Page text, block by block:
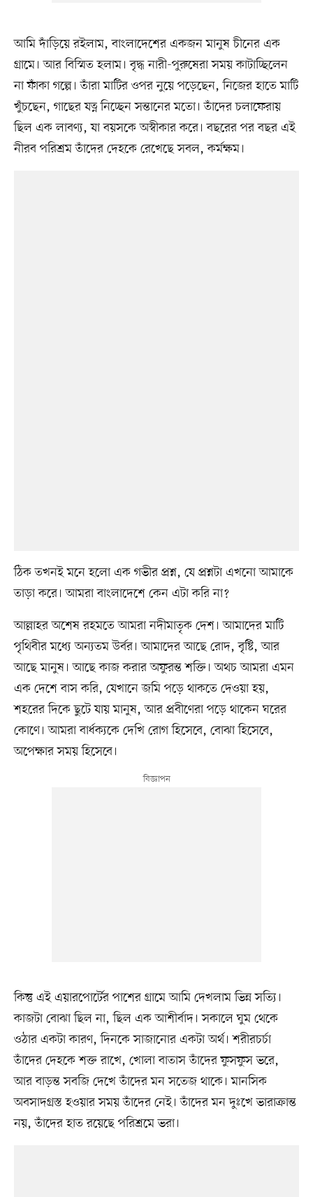
আমি দাঁড়িয়ে রইলাম, বাংলাদেশের একজন মানুষ চীনের এক
গ্রামে। আর বিস্মিত হলাম। বৃদ্ধ নারী-পুরুষেরা সময় কাটাচ্ছিলেন
না ফাঁকা গল্পে। তাঁরা মাটির ওপর নুয়ে পড়েছেন, নিজের হাতে মাটি
খুঁচছেন, গাছের যত্ন নিচ্ছেন সন্তানের মতো। তাঁদের চলাফেরায়
ছিল এক লাবণ্য, যা বয়সকে অস্বীকার করে। বছরের পর বছর এই
নীরব পরিশ্রম তাঁদের দেহকে রেখেছে সবল, কর্মক্ষম।
ঠিক তখনই মনে হলো এক গভীর প্রশ্ন, যে প্রশ্নটা এখনো আমাকে
তাড়া করে। আমরা বাংলাদেশে কেন এটা করি না?
আল্লাহর অশেষ রহমতে আমরা নদীমাতৃক দেশ। আমাদের মাটি
পৃথিবীর মধ্যে অন্যতম উর্বর। আমাদের আছে রোদ, বৃষ্টি, আর
আছে মানুষ। আছে কাজ করার অফুরন্ত শক্তি। অথচ আমরা এমন
এক দেশে বাস করি, যেখানে জমি পড়ে থাকতে দেওয়া হয়,
শহরের দিকে ছুটে যায় মানুষ, আর প্রবীণেরা পড়ে থাকেন ঘরের
কোণে। আমরা বার্ধক্যকে দেখি রোগ হিসেবে, বোঝা হিসেবে,
অপেক্ষার সময় হিসেবে।
কিন্তু এই এয়ারপোর্টের পাশের গ্রামে আমি দেখলাম ভিন্ন সত্যি।
কাজটা বোঝা ছিল না, ছিল এক আশীর্বাদ। সকালে ঘুম থেকে
ওঠার একটা কারণ, দিনকে সাজানোর একটা অর্থ। শরীরচর্চা
তাঁদের দেহকে শক্ত রাখে, খোলা বাতাস তাঁদের ফুসফুস ভরে,
আর বাড়ন্ত সবজি দেখে তাঁদের মন সতেজ থাকে। মানসিক
অবসাদগ্রস্ত হওয়ার সময় তাঁদের নেই। তাঁদের মন দুঃখে ভারাক্রান্ত
নয়, তাঁদের হাত রয়েছে পরিশ্রমে ভরা।